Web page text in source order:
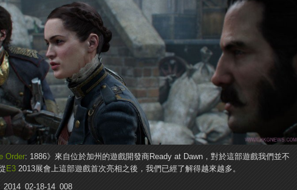
Order: 1886》來自位於加州的遊戲開發商Ready at Dawn，對於這部遊戲我們並不
E3 2013展會上這部遊戲首次亮相之後，我們已經了解得越來越多。